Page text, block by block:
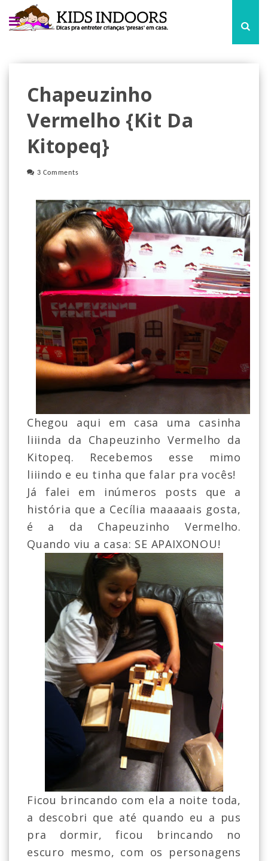
Chapeuzinho
Vermelho {kit Da
Kitopeq}
3 Comments
Chegou aqui em casa uma casinha
liiinda da Chapeuzinho Vermelho da
Kitopeq. Recebemos esse mimo
liiindo e eu tinha que falar pra vocês!
Já falei em inúmeros posts que a
história que a Cecília maaaaais gosta,
é a da Chapeuzinho Vermelho.
Quando viu a casa: SE APAIXONOU!
Ficou brincando com ela a noite toda,
a descobri que até quando eu a pus
pra dormir, ficou brincando no
escuro mesmo, com os personagens